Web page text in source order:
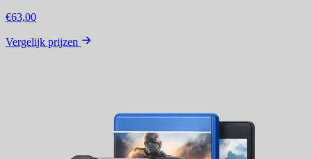
€63,00
Vergelijk prijzen